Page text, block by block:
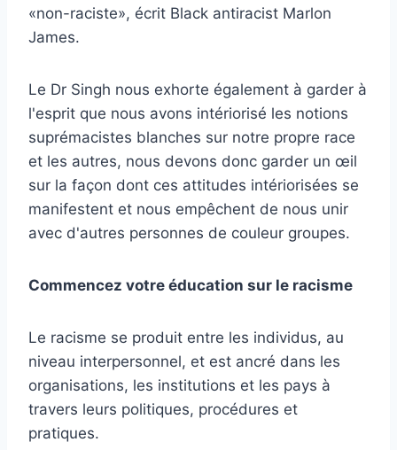
«non-raciste», écrit Black antiracist Marlon
James.
Le Dr Singh nous exhorte également à garder à
l'esprit que nous avons intériorisé les notions
suprémacistes blanches sur notre propre race
et les autres, nous devons donc garder un œil
sur la façon dont ces attitudes intériorisées se
manifestent et nous empêchent de nous unir
avec d'autres personnes de couleur groupes.
Commencez votre éducation sur le racisme
Le racisme se produit entre les individus, au
niveau interpersonnel, et est ancré dans les
organisations, les institutions et les pays à
travers leurs politiques, procédures et
pratiques.